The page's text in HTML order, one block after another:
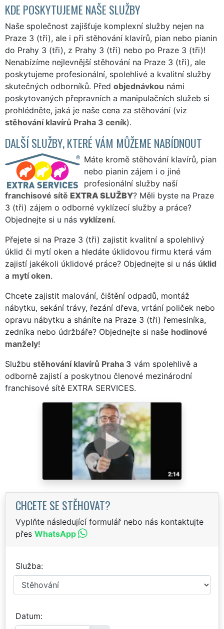
KDE POSKYTUJEME NAŠE SLUŽBY
Naše společnost zajišťuje komplexní služby nejen na
Praze 3 (tři), ale i při stěhování klavírů, pian nebo pianin
do Prahy 3 (tři), z Prahy 3 (tři) nebo po Praze 3 (tři)!
Nenabízíme nejlevnější stěhování na Praze 3 (tři), ale
poskytujeme profesionální, spolehlivé a kvalitní služby
skutečných odborníků. Před objednávkou námi
poskytovaných přepravních a manipulačních služeb si
prohlédněte, jaká je naše cena za stěhování (viz
stěhování klavírů Praha 3 ceník).
DALŠÍ SLUŽBY, KTERÉ VÁM MŮŽEME NABÍDNOUT
Máte kromě stěhování klavírů, pian
nebo pianin zájem i o jiné
profesionální služby naší
franchisové sítě EXTRA SLUŽBY? Měli byste na Praze
3 (tři) zájem o odborné vyklízecí služby a práce?
Objednejte si u nás vyklízení.
Přejete si na Praze 3 (tři) zajistit kvalitní a spolehlivý
úklid či mytí oken a hledáte úklidovou firmu která vám
zajistí jakékoli úklidové práce? Objednejte si u nás úklid
a mytí oken.
Chcete zajistit malování, čištění odpadů, montáž
nábytku, sekání trávy, řezání dřeva, vrtání poliček nebo
opravu nábytku a sháníte na Praze 3 (tři) řemeslníka,
zedníka nebo údržbáře? Objednejte si naše hodinové
manžely!
Službu stěhování klavírů Praha 3 vám spolehlivě a
odborně zajistí a poskytnou členové mezinárodní
franchisové sítě EXTRA SERVICES.
CHCETE SE STĚHOVAT?
Vyplňte následující formulář nebo nás kontaktujte
přes WhatsApp
Služba
Datum